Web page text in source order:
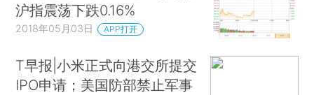
沪指震荡下跌0.16%
2018年05月03日 APP打开
T早报|小米正式向港交所提交
IPO申请；美国防部禁止军事